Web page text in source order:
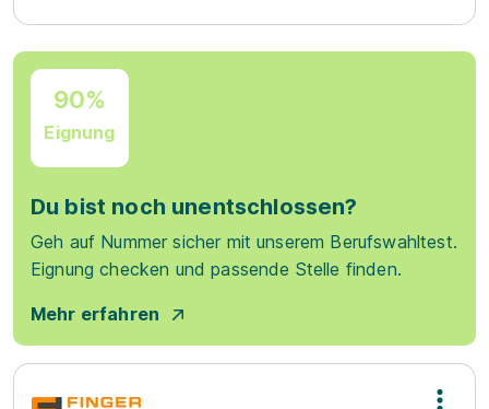
90%
Eignung
Du bist noch unentschlossen?
Geh auf Nummer sicher mit unserem Berufswahltest.
Eignung checken und passende Stelle finden.
Mehr erfahren